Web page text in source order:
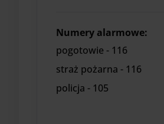
Numery alarmowe:
pogotowie - 116
straż pożarna - 116
policja - 105